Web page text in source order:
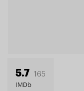
5.7 165
IMDb